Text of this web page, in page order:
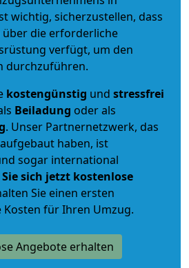
wichtig, sicherzustellen, dass
die erforderliche
verfügt, um den
durchzuführen.
kostengünstig und stressfrei
Beiladung oder als
. Unser Partnernetzwerk, das
haben, ist
sogar international
sich jetzt kostenlose
Sie einen ersten
für Ihren Umzug.
Angebote erhalten